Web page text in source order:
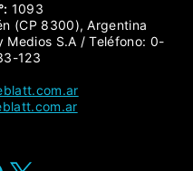
1093
(CP 8300), Argentina
Medios S.A / Teléfono: 0-
123